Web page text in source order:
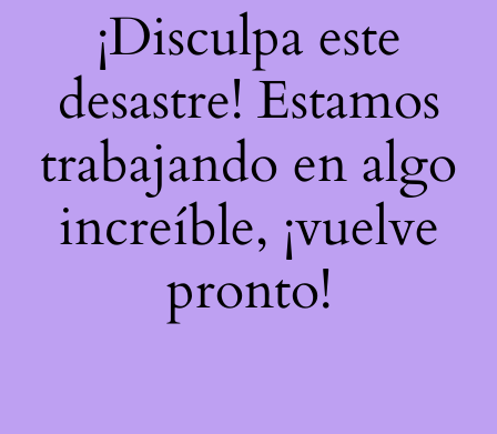
¡Disculpa este
desastre! Estamos
trabajando en algo
increíble, ¡vuelve
pronto!